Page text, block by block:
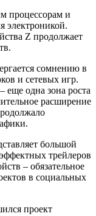
процессорам и
электроникой.
Z продолжает
сомнению в
и сетевых игр.
одна зона роста
расширение
большой
трейлеров
– обязательное
в социальных
проект